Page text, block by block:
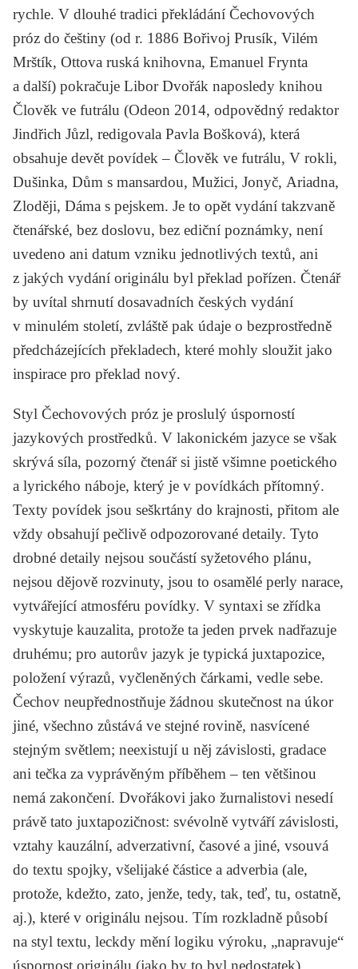
rychle. V dlouhé tradici překládání Čechovových
próz do češtiny (od r. 1886 Bořivoj Prusík, Vilém
Mrštík, Ottova ruská knihovna, Emanuel Frynta
a další) pokračuje Libor Dvořák naposledy knihou
Člověk ve futrálu (Odeon 2014, odpovědný redaktor
Jindřich Jůzl, redigovala Pavla Bošková), která
obsahuje devět povídek – Člověk ve futrálu, V rokli,
Dušinka, Dům s mansardou, Mužici, Jonyč, Ariadna,
Zloději, Dáma s pejskem. Je to opět vydání takzvaně
čtenářské, bez doslovu, bez ediční poznámky, není
uvedeno ani datum vzniku jednotlivých textů, ani
z jakých vydání originálu byl překlad pořízen. Čtenář
by uvítal shrnutí dosavadních českých vydání
v minulém století, zvláště pak údaje o bezprostředně
předcházejících překladech, které mohly sloužit jako
inspirace pro překlad nový.
Styl Čechovových próz je proslulý úsporností
jazykových prostředků. V lakonickém jazyce se však
skrývá síla, pozorný čtenář si jistě všimne poetického
a lyrického náboje, který je v povídkách přítomný.
Texty povídek jsou seškrtány do krajnosti, přitom ale
vždy obsahují pečlivě odpozorované detaily. Tyto
drobné detaily nejsou součástí syžetového plánu,
nejsou dějově rozvinuty, jsou to osamělé perly narace,
vytvářející atmosféru povídky. V syntaxi se zřídka
vyskytuje kauzalita, protože ta jeden prvek nadřazuje
druhému; pro autorův jazyk je typická juxtapozice,
položení výrazů, vyčleněných čárkami, vedle sebe.
Čechov neupřednostňuje žádnou skutečnost na úkor
jiné, všechno zůstává ve stejné rovině, nasvícené
stejným světlem; neexistují u něj závislosti, gradace
ani tečka za vyprávěným příběhem – ten většinou
nemá zakončení. Dvořákovi jako žurnalistovi nesedí
právě tato juxtapozičnost: svévolně vytváří závislosti,
vztahy kauzální, adverzativní, časové a jiné, vsouvá
do textu spojky, všelijaké částice a adverbia (ale,
protože, kdežto, zato, jenže, tedy, tak, teď, tu, ostatně,
aj.), které v originálu nejsou. Tím rozkladně působí
na styl textu, leckdy mění logiku výroku, „napravuje“